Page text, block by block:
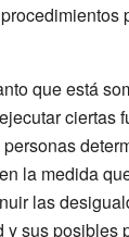
que está
ciertas
la medida
las
sus posibles